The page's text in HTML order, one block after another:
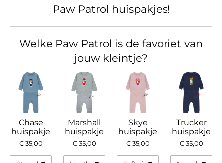
Paw Patrol huispakjes!
Welke Paw Patrol is de favoriet van
jouw kleintje?
Chase
huispakje
€ 35,00
Marshall
huispakje
€ 35,00
Skye
huispakje
€ 35,00
Trucker
huispakje
€ 35,00